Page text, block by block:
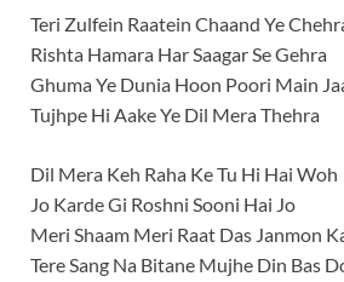
Teri Zulfein Raatein Chaand Ye
Rishta Hamara Har Saagar Se Gehra
Ghuma Ye Dunia Hoon Poori Main
Tujhpe Hi Aake Ye Dil Mera Thehra
Dil Mera Keh Raha Ke Tu Hi Hai Woh
Jo Karde Gi Roshni Sooni Hai Jo
Meri Shaam Meri Raat Das Janmon
Tere Sang Na Bitane Mujhe Din Bas